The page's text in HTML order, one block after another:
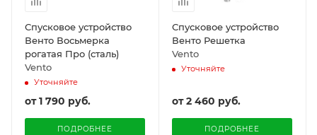
Спусковое устройство
Венто Восьмерка
рогатая Про (сталь)
Vento
Уточняйте
от1 790 руб.
ПОДРОБНЕЕ
Спусковое устройство
Венто Решетка
Vento
Уточняйте
от2 460 руб.
ПОДРОБНЕЕ